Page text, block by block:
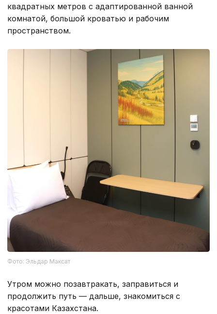
квадратных метров с адаптированной ванной
комнатой, большой кроватью и рабочим
пространством.
Фото: Эльдар Максат
Утром можно позавтракать, заправиться и
продолжить путь — дальше, знакомиться с
красотами Казахстана.